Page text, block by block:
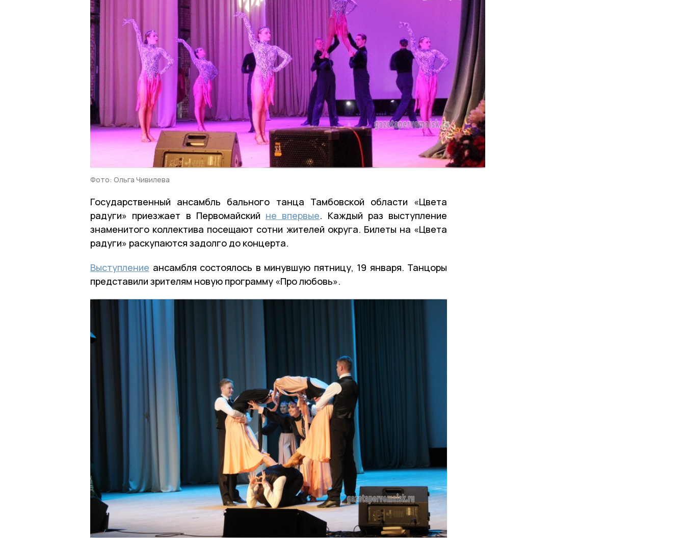
Фото: Ольга Чивилева
Государственный ансамбль бального танца Тамбовской области «Цвета
радуги» приезжает в Первомайский не впервые. Каждый раз выступление
знаменитого коллектива посещают сотни жителей округа. Билеты на «Цвета
радуги» раскупаются задолго до концерта.
Выступление ансамбля состоялось в минувшую пятницу, 19 января. Танцоры
представили зрителям новую программу «Про любовь».